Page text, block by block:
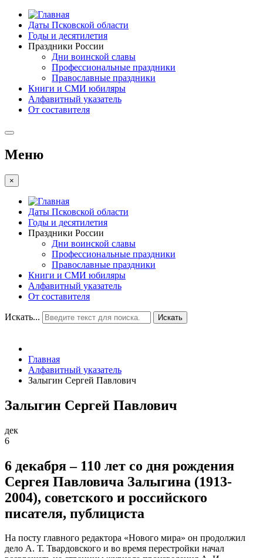
Даты Псковской области
Годы и десятилетия
Праздники России
Дни воинской славы
Профессиональные праздники
Православные праздники
Книги и СМИ юбиляры
Алфавитный указатель
От составителя
Меню
×
Даты Псковской области
Годы и десятилетия
Праздники России
Дни воинской славы
Профессиональные праздники
Православные праздники
Книги и СМИ юбиляры
Алфавитный указатель
От составителя
Искать... Искать
Главная
Алфавитный указатель
Залыгин Сергей Павлович
Залыгин Сергей Павлович
дек
6
6 декабря – 110 лет со дня рождения
Сергея Павловича Залыгина (1913-
2004), советского и российского
писателя, публициста
На посту главного редактора «Нового мира» он продолжил
дело А. Т. Твардовского и во время перестройки начал